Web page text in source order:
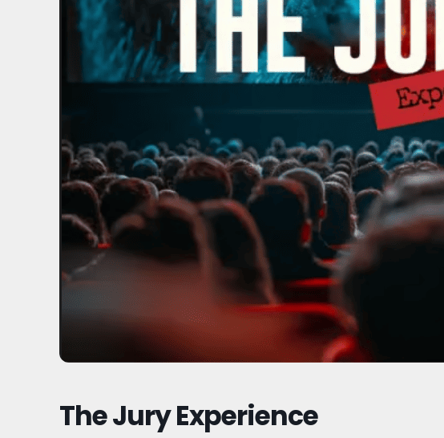
The Jury Experience